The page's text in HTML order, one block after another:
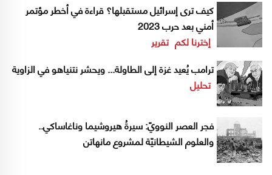
كيف ترى إسرائيل مستقبلها؟ قراءة في أخطر مؤتمر
أمني بعد حرب 2023
إخترنا لكم تقرير
ترامب يُعيد غزة إلى الطاولة... ويحشر نتنياهو في الزاوية
تحليل
فجر العصر النوويّ: سيرةُ هيروشيما وناغاساكي..
والعلوم الشيطانيّة لمشروع مانهاتن